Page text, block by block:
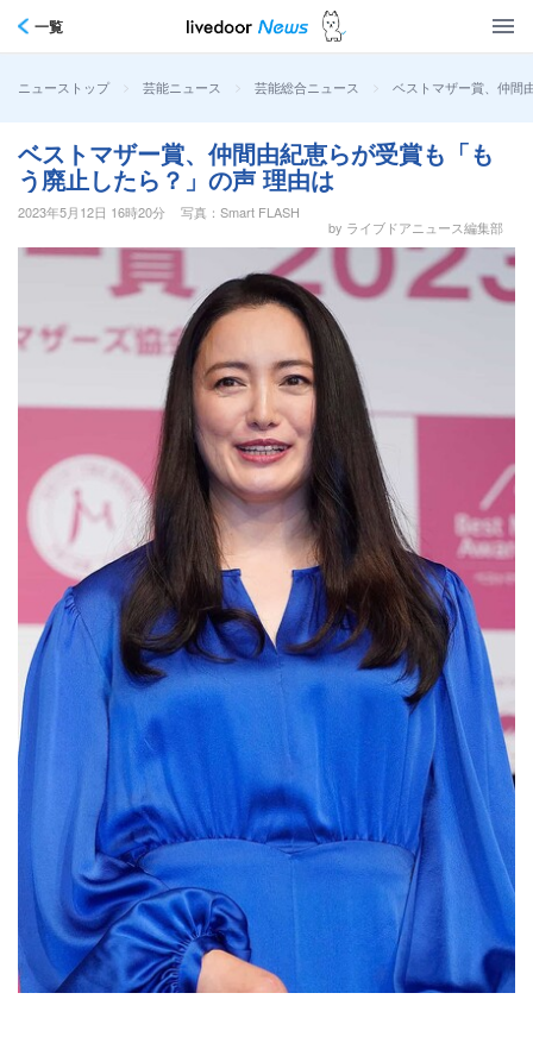
一覧
ニューストップ > 芸能ニュース > 芸能総合ニュース > ベストマザー賞、仲間
ベストマザー賞、仲間由紀恵らが受賞も「も
う廃止したら？」の声 理由は
2023年5月12日 16時20分
写真：Smart FLASH
by ライブドアニュース編集部